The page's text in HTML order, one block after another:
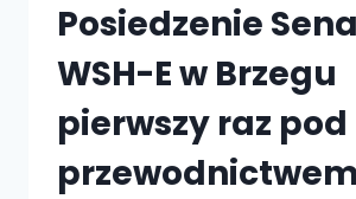
Posiedzenie
WSH-E w Brzegu
pierwszy raz pod